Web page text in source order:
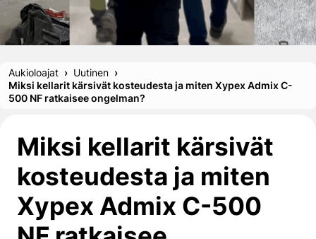
Aukioloajat
Uutinen
Miksi kellarit kärsivät kosteudesta ja miten Xypex Admix C-
500 NF ratkaisee ongelman?
Miksi kellarit kärsivät
kosteudesta ja miten
Xypex Admix C-500